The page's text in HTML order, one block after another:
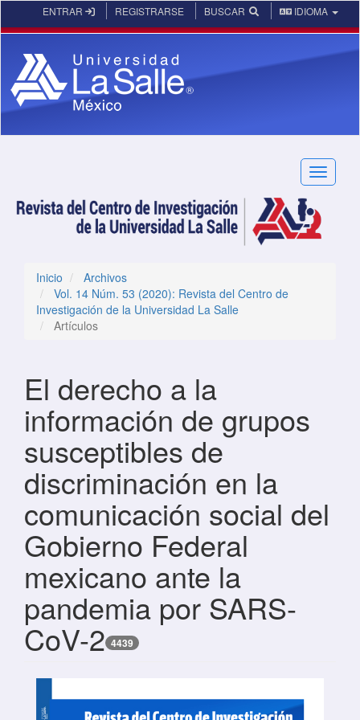
Navegación principal
Contenido principal
ENTRAR REGISTRARSE BUSCAR IDIOMA
Toggle
Inicio
Archivos
Vol. 14 Núm. 53 (2020): Revista del Centro de
Investigación de la Universidad La Salle
Artículos
El derecho a la
información de grupos
susceptibles de
discriminación en la
comunicación social del
Gobierno Federal
mexicano ante la
pandemia por SARS-
CoV-2 4439
Barra lateral del artículo